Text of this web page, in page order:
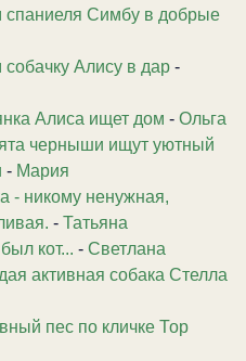
спаниеля Симбу в добрые
собачку Алису в дар -
Алиса ищет дом - Ольга
черныши ищут уютный
- Мария
- никому ненужная,
- Татьяна
кот... - Светлана
активная собака Стелла
пес по кличке Тор